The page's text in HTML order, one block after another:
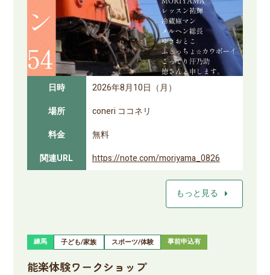
日時
2026年8月10日（月）
場所
coneri ココネリ
料金
無料
関連URL
https://note.com/moriyama_0826
もっと見る arrow_right
練馬 子ども/家族 スポーツ/体験 事前申込有
能楽体験ワークショップ